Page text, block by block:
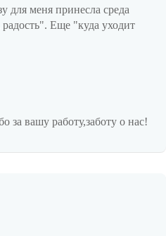
для меня принесла среда
Еще "куда уходит
за вашу работу,заботу о нас!